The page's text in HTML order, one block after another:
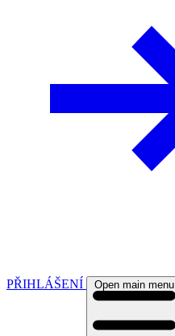
PŘIHLÁŠENÍ Open main menu